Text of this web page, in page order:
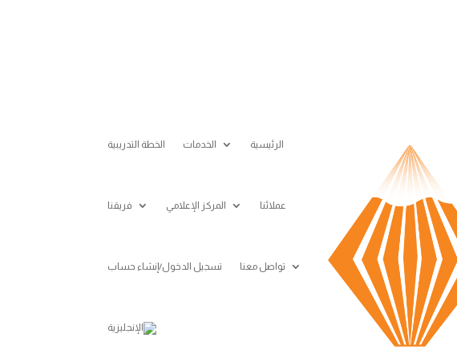
الرئيسية الخدمات الخطة التدريبية
عملائنا المركز الإعلامي فريقنا
تواصل معنا تسجيل الدخول/إنشاء حساب